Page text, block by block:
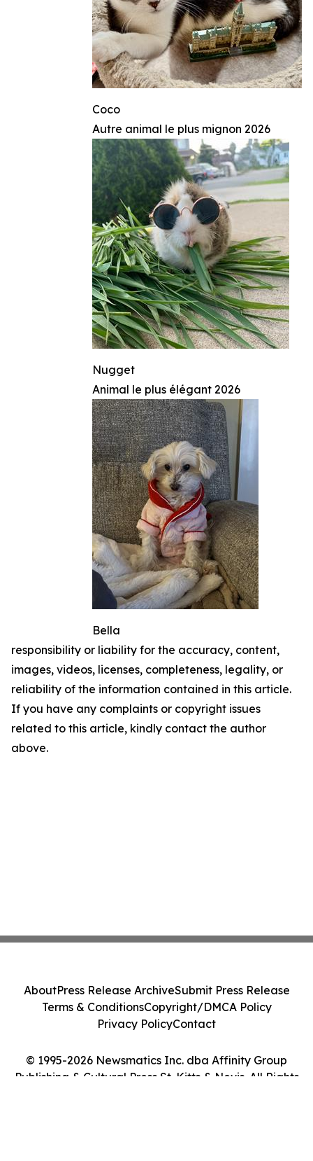
Coco
Autre animal le plus mignon 2026
Nugget
Animal le plus élégant 2026
Bella
responsibility or liability for the accuracy, content,
images, videos, licenses, completeness, legality, or
reliability of the information contained in this article.
If you have any complaints or copyright issues
related to this article, kindly contact the author
above.
© 1995-2026 Newsmatics Inc. dba Affinity Group
Publishing & Cultural Press St. Kitts & Nevis. All Rights
AboutPress Release ArchiveSubmit Press Release
Terms & ConditionsCopyright/DMCA Policy
Privacy PolicyContact